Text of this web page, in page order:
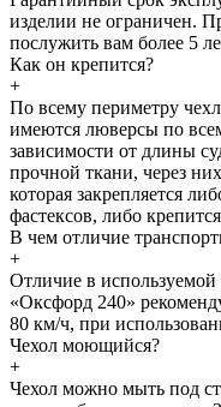
изделии не ограничен.
послужить вам более 5
Как он крепится?
+
По всему периметру
имеются люверсы по
зависимости от длины
прочной ткани, через
которая закрепляется
фастексов, либо
В чем отличие
+
Отличие в
«Оксфорд 240»
80 км/ч, при
Чехол моющийся?
+
Чехол можно мыть под